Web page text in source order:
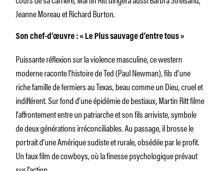
Jeanne Moreau et Richard Burton.
Son chef-d’œuvre : « Le Plus sauvage d’entre tous »
Puissante réflexion sur la violence masculine, ce western
moderne raconte l’histoire de Ted (Paul Newman), fils d’une
riche famille de fermiers au Texas, beau comme un Dieu, cruel et
indifférent. Sur fond d’une épidémie de bestiaux, Martin Ritt filme
l’affrontement entre un patriarche et son fils arriviste, symbole
de deux générations irréconciliables. Au passage, il brosse le
portrait d’une Amérique sudiste et rurale, obsédée par le profit.
Un faux film de cowboys, où la finesse psychologique prévaut